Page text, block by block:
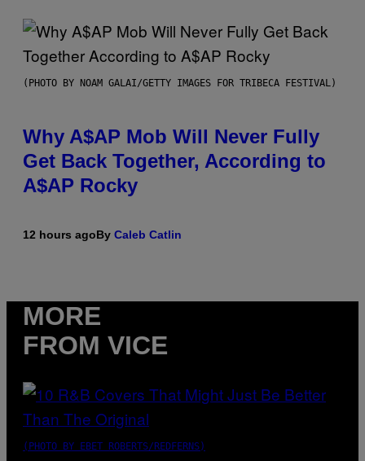
(PHOTO BY NOAM GALAI/GETTY IMAGES FOR TRIBECA FESTIVAL)
Why A$AP Mob Will Never Fully
Get Back Together, According to
A$AP Rocky
12 hours agoBy Caleb Catlin
MORE
FROM VICE
(PHOTO BY EBET ROBERTS/REDFERNS)